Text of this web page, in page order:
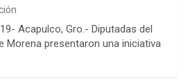
Acapulco, Gro.- Diputadas del
Morena presentaron una iniciativa